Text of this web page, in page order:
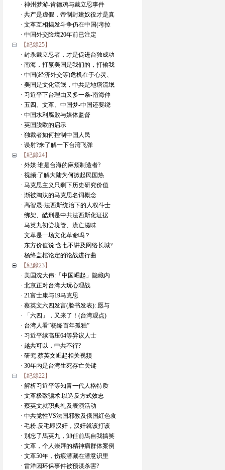
· 神州梦游-肯德鸡与戴立忍事件
· 共产是虚假，帝制封建奴役才是真
· 文革互相揭发斗争仍在中国(考拉
· 中国外交险境20年前已注定
【紀錄25】
· 封杀戴立忍者，才是促进台独成功
· 南海，打赢美国是我们的，打输我
· 中国(经济外交等)危机在于心灵、
· 美国是文化流氓，中共是地痞流氓
· 习近平下台理由又多一条-南海仲
· 五四、文革、中国梦-中国还要绕
· 中国水利腐败与媒体监督
· 英国脱欧的启示
· 独裁者如何控制中国人民
· 误射?来了解一下台湾飞弹
【紀錄24】
· 外媒:谁是台海的麻烦制造者?
· 视频:了解大陆为何掀起民国热
· 马克思主义只剩下历史研究价值
· 渐被淘汰的马克思名词概念
· 高智晟-法西斯统治下的人权斗士
· 绑架、酷刑是中共法西斯化证据
· 马英九初尝境管、流亡滋味
· 文革是一场文化革命吗？
· 东方价值说:含七不讲及网络长城?
· 杨绛盖棺论定的论战进行曲
【紀錄23】
· 美国沈大伟:「中国崛起」隐藏内
· 北京正对台湾大玩心理战
· 21富士康与19马克思
· 蔡英文六四发言(脸书发表): 愿与
· 「六四」，又来了！(台湾观点)
· 台湾人看”杨绛百年孤独”
· 习近平续高压64等异议人士
· 越共可以，中共不行?
· 研究:蔡英文崛起相关视频
· 30年内是台湾生死存亡关键
【紀錄22】
· 解析习近平等知青一代人格特质
· 文革极致骗术:以造反方式效忠
· 蔡英文就职典礼及表演活动
· 中共党性VS法国邪教及俄国紅色食
· 毛粉:反毛即汉奸，汉奸就该打该
· 別忘了馬英九，卸任前馬自我搞笑
· 文革，个人崇拜的精神病群体案例
· 文革50年，伤痕潜藏在潜意识里
· 雷洋因环保事件被预谋杀害?